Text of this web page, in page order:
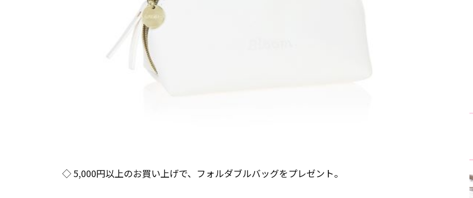
◇ 5,000円以上のお買い上げで、フォルダブルバッグをプレゼント。